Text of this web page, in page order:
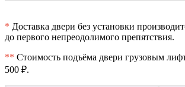
* Доставка двери без установки
до первого непреодолимого препятствия.
** Стоимость подъёма двери грузовым
500 ₽.